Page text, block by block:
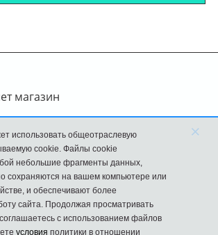
магазин
использовать общеотраслевую
cookie. Файлы cookie
небольшие фрагменты данных,
сохраняются на вашем компьютере или
и обеспечивают более
сайта. Продолжая просматривать
с использованием файлов
условия политики в отношении
×